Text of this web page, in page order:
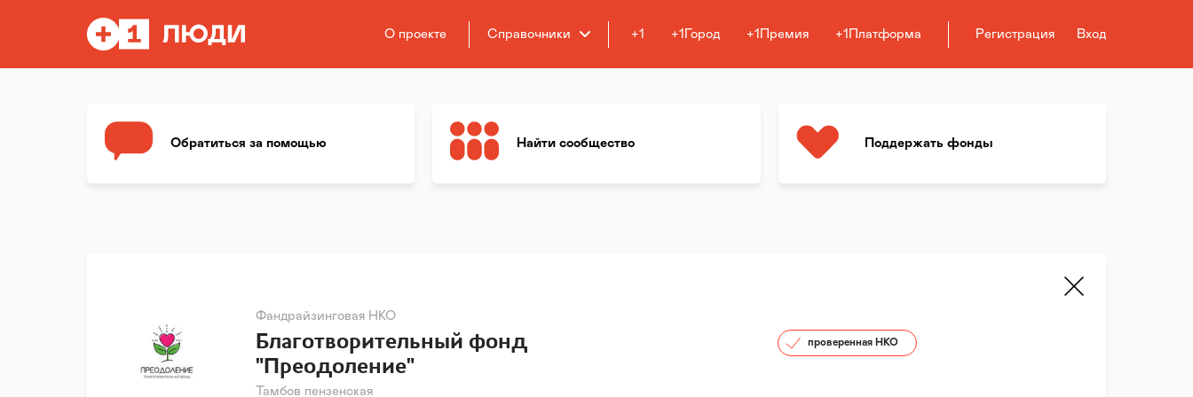
О проекте Справочники +1 +1Город +1Премия +1Платформа Регистрация Вход
Обратиться за помощью Найти сообщество Поддержать фонды
Фандрайзинговая НКО
Благотворительный фонд
"Преодоление"
Тамбов пензенская
проверенная НКО